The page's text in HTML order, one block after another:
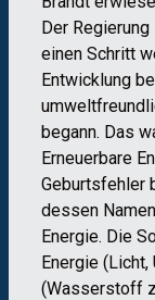
Der
einen Schritt
Entwicklung
begann. Das
Erneuerbare
Geburtsfehler
dessen
Energie. Die
Energie (Licht,
(Wasserstoff